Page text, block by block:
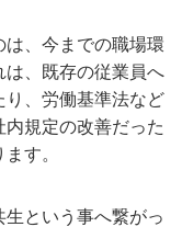
は、今までの職場環
、既存の従業員へ
、労働基準法など
規定の改善だった
す。
という事へ繋がっ